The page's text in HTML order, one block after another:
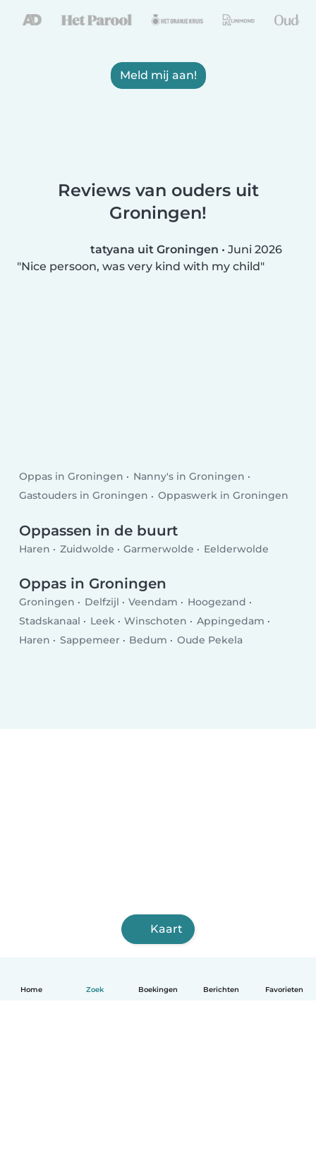
Home Zoek Boekingen Berichten Favorieten
Meld mij aan!
Reviews van ouders uit
Groningen!
tatyana uit Groningen • Juni 2026
Nice persoon, was very kind with my child
Oppas in Groningen
Nanny's in Groningen
Gastouders in Groningen
Oppaswerk in Groningen
Oppassen in de buurt
Haren Zuidwolde Garmerwolde Eelderwolde
Oppas in Groningen
Groningen Delfzijl Veendam
Hoogezand
Stadskanaal
Leek Winschoten
Appingedam
Haren
Sappemeer Bedum Oude Pekela
Kaart